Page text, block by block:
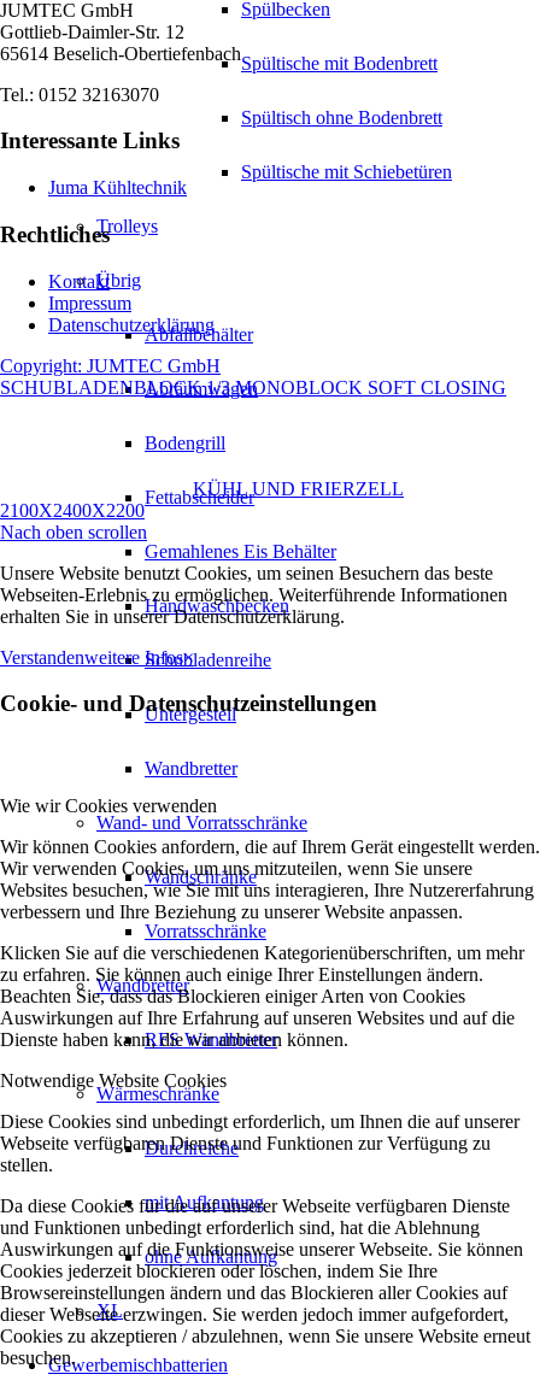
Spülbecken
Spültische mit Bodenbrett
Spültisch ohne Bodenbrett
Spültische mit Schiebetüren
Trolleys
Übrig
Abfallbehälter
Abräumwagen
Bodengrill
Fettabscheider
Gemahlenes Eis Behälter
Handwaschbecken
Schubladenreihe
Untergestell
Wandbretter
Wand- und Vorratsschränke
Wandschränke
Vorratsschränke
Wandbretter
RFS Wandbretter
Wärmeschränke
Durchreiche
mit Aufkantung
ohne Aufkantung
XL
Gewerbemischbatterien
JUMTEC GmbH
Gottlieb-Daimler-Str. 12
65614 Beselich-Obertiefenbach
Tel.: 0152 32163070
Interessante Links
Juma Kühltechnik
Rechtliches
Kontakt
Impressum
Datenschutzerklärung
Copyright: JUMTEC GmbH
SCHUBLADENBLOCK 1/3 MONOBLOCK SOFT CLOSING
KÜHL UND FRIERZELL
2100X2400X2200
Nach oben scrollen
Unsere Website benutzt Cookies, um seinen Besuchern das beste
Webseiten-Erlebnis zu ermöglichen. Weiterführende Informationen
erhalten Sie in unserer Datenschutzerklärung.
Verstandenweitere Infos×
Cookie- und Datenschutzeinstellungen
Wie wir Cookies verwenden
Wir können Cookies anfordern, die auf Ihrem Gerät eingestellt werden.
Wir verwenden Cookies, um uns mitzuteilen, wenn Sie unsere
Websites besuchen, wie Sie mit uns interagieren, Ihre Nutzererfahrung
verbessern und Ihre Beziehung zu unserer Website anpassen.
Klicken Sie auf die verschiedenen Kategorienüberschriften, um mehr
zu erfahren. Sie können auch einige Ihrer Einstellungen ändern.
Beachten Sie, dass das Blockieren einiger Arten von Cookies
Auswirkungen auf Ihre Erfahrung auf unseren Websites und auf die
Dienste haben kann, die wir anbieten können.
Notwendige Website Cookies
Diese Cookies sind unbedingt erforderlich, um Ihnen die auf unserer
Webseite verfügbaren Dienste und Funktionen zur Verfügung zu
stellen.
Da diese Cookies für die auf unserer Webseite verfügbaren Dienste
und Funktionen unbedingt erforderlich sind, hat die Ablehnung
Auswirkungen auf die Funktionsweise unserer Webseite. Sie können
Cookies jederzeit blockieren oder löschen, indem Sie Ihre
Browsereinstellungen ändern und das Blockieren aller Cookies auf
dieser Webseite erzwingen. Sie werden jedoch immer aufgefordert,
Cookies zu akzeptieren / abzulehnen, wenn Sie unsere Website erneut
besuchen.